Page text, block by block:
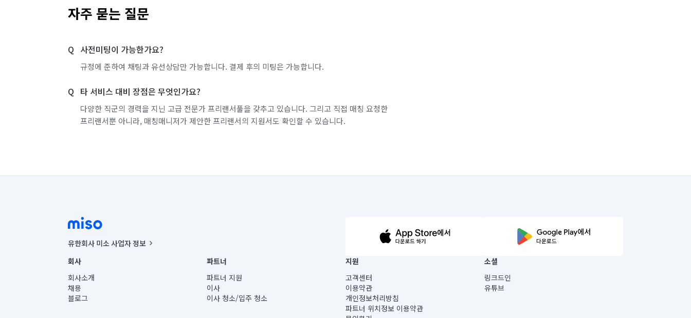
자주 묻는 질문
사전미팅이 가능한가요?
규정에 준하여 채팅과 유선상담만 가능합니다. 결제 후의 미팅은 가능합니다.
타 서비스 대비 장점은 무엇인가요?
다양한 직군의 경력을 지닌 고급 전문가 프리랜서풀을 갖추고 있습니다. 그리고 직접 매칭 요청한
프리랜서뿐 아니라, 매칭매니저가 제안한 프리랜서의 지원서도 확인할 수 있습니다.
유한회사 미소 사업자 정보
사업자등록번호 : 291-87-00271 | 인허가번호 : 2016-3220163-14-5-00019 |
통신판매신고번호 : 2024-서울종로-1400(공정거래위원회 정보) |
대표이사 : CHING VICTOR COLUMBIA RHEE
주소 | 본사: 서울특별시 종로구 율곡로 6(중학동, 트윈트리빌딩) B동 5층
컨택센터 : 서울특별시 종로구 수송동 율곡로 24, 7층, 8층 미소
회사
회사소개
채용
블로그
파트너
파트너 지원
이사
이사 청소/입주 청소
지원
고객센터
이용약관
개인정보처리방침
파트너 위치정보 이용약관
소셜
링크드인
유튜브